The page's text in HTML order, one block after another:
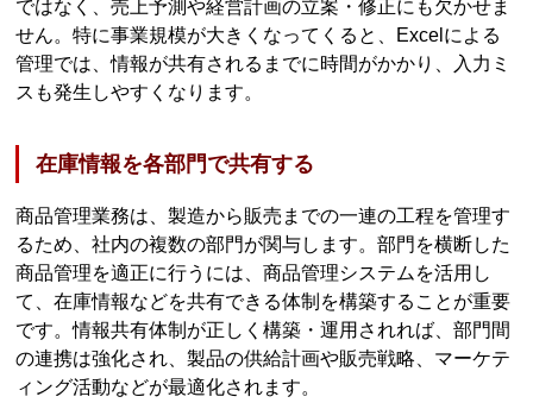
ではなく、売上予測や経営計画の立案・修正にも欠かせま
せん。特に事業規模が大きくなってくると、Excelによる
管理では、情報が共有されるまでに時間がかかり、入力ミ
スも発生しやすくなります。
在庫情報を各部門で共有する
商品管理業務は、製造から販売までの一連の工程を管理す
るため、社内の複数の部門が関与します。部門を横断した
商品管理を適正に行うには、商品管理システムを活用し
て、在庫情報などを共有できる体制を構築することが重要
です。情報共有体制が正しく構築・運用されれば、部門間
の連携は強化され、製品の供給計画や販売戦略、マーケテ
ィング活動などが最適化されます。